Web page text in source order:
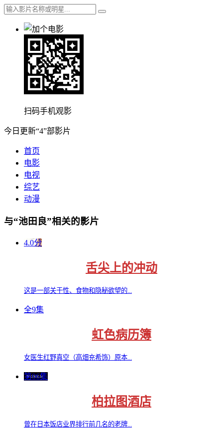
扫码手机观影
今日更新“4”部影片
首页
电影
电视
综艺
动漫
与“池田良”相关的影片
4.0分
舌尖上的冲动
这是一部关于性、食物和隐秘欲望的...
全9集
虹色病历簿
女医生红野真空（高畑充希饰）原本...
第06集
柏拉图酒店
曾在日本饭店业界排行前几名的老牌...